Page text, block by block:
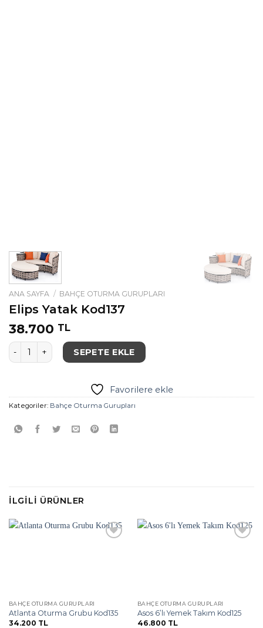
ANA SAYFA / BAHÇE OTURMA GURUPLARI
Elips Yatak Kod137
38.700 TL
Elips Yatak Kod137 adet
SEPETE EKLE
Favorilere ekle
Kategoriler: Bahçe Oturma Gurupları
İLGILI ÜRÜNLER
BAHÇE OTURMA GURUPLARI
Atlanta Oturma Grubu Kod135
34.200 TL
BAHÇE OTURMA GURUPLARI
Asos 6’lı Yemek Takım Kod125
46.800 TL